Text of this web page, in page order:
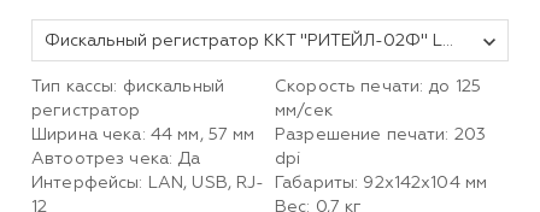
Фискальный регистратор ККТ "РИТЕЙЛ-02Ф" LAN/USB с раз. ДЯ (черный) без ФН ФФД 1.2
Тип кассы: фискальный
регистратор
Ширина чека: 44 мм, 57 мм
Автоотрез чека: Да
Интерфейсы: LAN, USB, RJ-
12
Скорость печати: до 125
мм/сек
Разрешение печати: 203
dpi
Габариты: 92х142х104мм
Вес: 0,7 кг